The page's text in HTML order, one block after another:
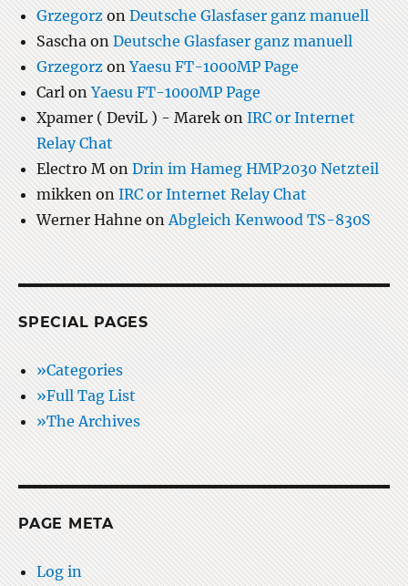
Grzegorz onDeutsche Glasfaser ganz manuell
Sascha on Deutsche Glasfaser ganz manuell
GrzegorzonYaesu FT-1000MP Page
Carl onYaesu FT-1000MP Page
Xpamer ( DeviL ) - Marek on IRC or Internet
Relay Chat
Electro M on Drin im Hameg HMP2030 Netzteil
mikken on IRC or Internet Relay Chat
Werner Hahne on Abgleich Kenwood TS-830S
SPECIAL PAGES
»Categories
»Full Tag List
»The Archives
PAGE META
Log in